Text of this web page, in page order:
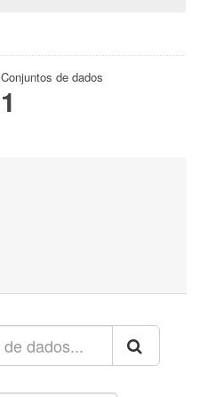
Conjuntos de dados
1